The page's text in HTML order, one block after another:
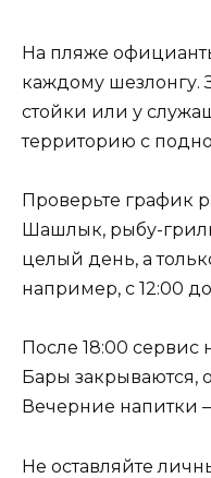
На пляже
каждому шезлонгу.
стойки или у
территорию с
Проверьте график
Шашлык, рыбу-
целый день, а
например, с 12:00 до
После 18:00 сервис
Бары закрываются,
Вечерние напитки –
Не оставляйте